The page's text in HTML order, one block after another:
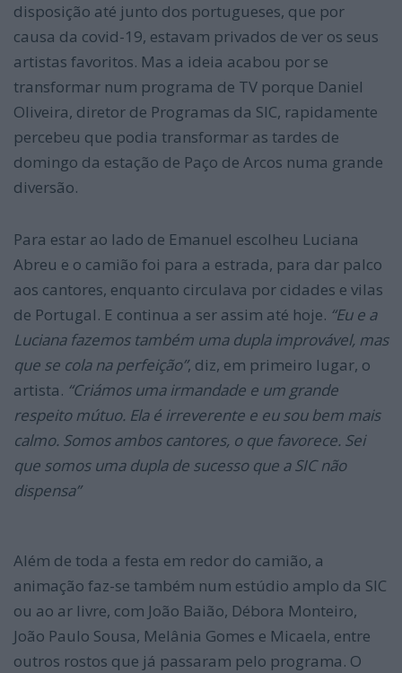
disposição até junto dos portugueses, que por
causa da covid-19, estavam privados de ver os seus
artistas favoritos. Mas a ideia acabou por se
transformar num programa de TV porque Daniel
Oliveira, diretor de Programas da SIC, rapidamente
percebeu que podia transformar as tardes de
domingo da estação de Paço de Arcos numa grande
diversão.
Para estar ao lado de Emanuel escolheu Luciana
Abreu e o camião foi para a estrada, para dar palco
aos cantores, enquanto circulava por cidades e vilas
de Portugal. E continua a ser assim até hoje. “Eu e a
Luciana fazemos também uma dupla improvável, mas
que se cola na perfeição”, diz, em primeiro lugar, o
artista. “Criámos uma irmandade e um grande
respeito mútuo. Ela é irreverente e eu sou bem mais
calmo. Somos ambos cantores, o que favorece. Sei
que somos uma dupla de sucesso que a SIC não
dispensa”
Além de toda a festa em redor do camião, a
animação faz-se também num estúdio amplo da SIC
ou ao ar livre, com João Baião, Débora Monteiro,
João Paulo Sousa, Melânia Gomes e Micaela, entre
outros rostos que já passaram pelo programa. O